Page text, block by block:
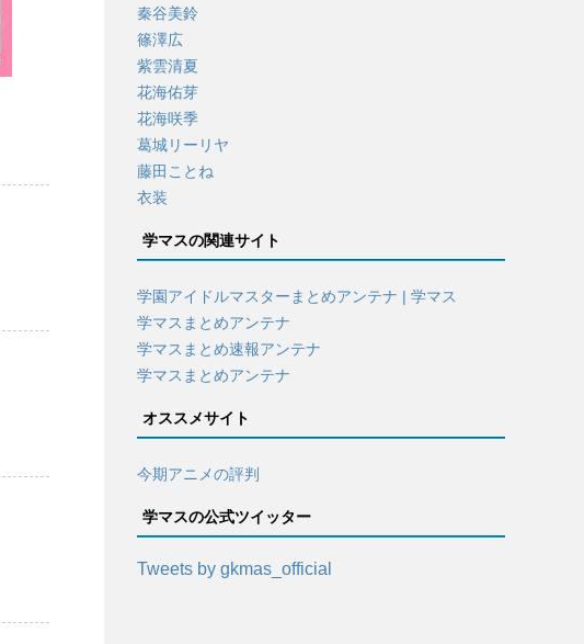
秦谷美鈴
篠澤広
紫雲清夏
花海佑芽
花海咲季
葛城リーリヤ
藤田ことね
衣装
学マスの関連サイト
学園アイドルマスターまとめアンテナ | 学マス
学マスまとめアンテナ
学マスまとめ速報アンテナ
学マスまとめアンテナ
オススメサイト
今期アニメの評判
学マスの公式ツイッター
Tweets by gkmas_official